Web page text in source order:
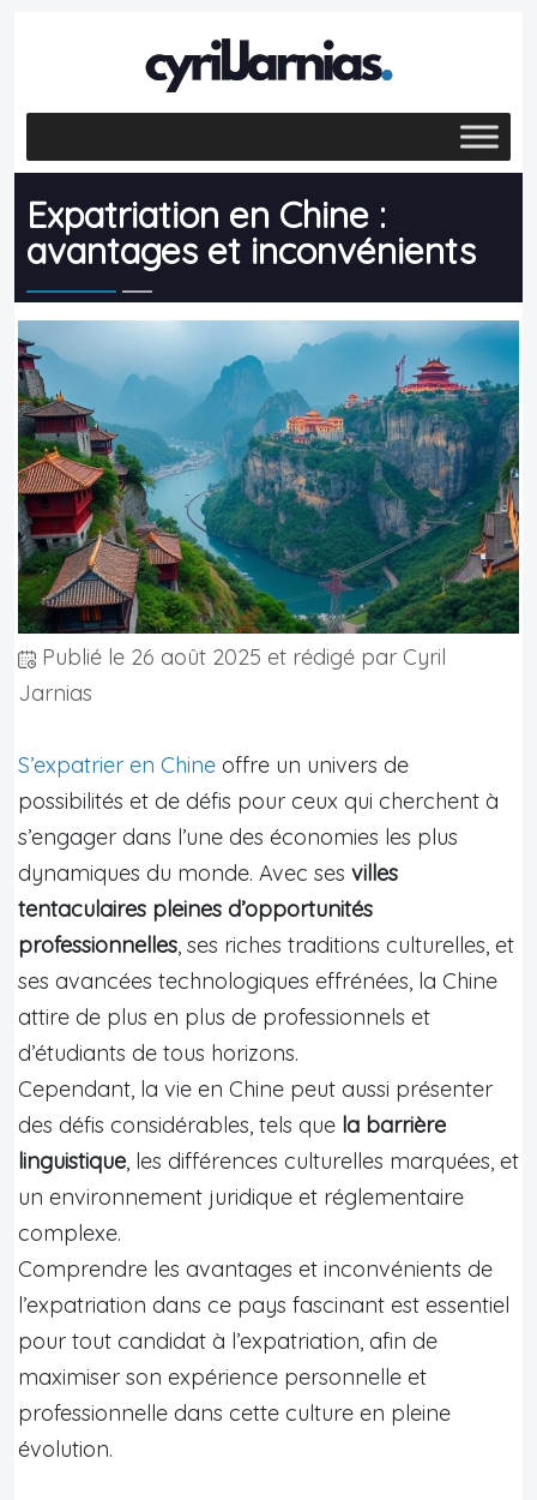
Expatriation en Chine :
avantages et inconvénients
Publié le 26 août 2025 et rédigé par Cyril
Jarnias
S’expatrier en Chine offre un univers de
possibilités et de défis pour ceux qui cherchent à
s’engager dans l’une des économies les plus
dynamiques du monde. Avec ses villes
tentaculaires pleines d’opportunités
professionnelles, ses riches traditions culturelles, et
ses avancées technologiques effrénées, la Chine
attire de plus en plus de professionnels et
d’étudiants de tous horizons.
Cependant, la vie en Chine peut aussi présenter
des défis considérables, tels que la barrière
linguistique, les différences culturelles marquées, et
un environnement juridique et réglementaire
complexe.
Comprendre les avantages et inconvénients de
l’expatriation dans ce pays fascinant est essentiel
pour tout candidat à l’expatriation, afin de
maximiser son expérience personnelle et
professionnelle dans cette culture en pleine
évolution.